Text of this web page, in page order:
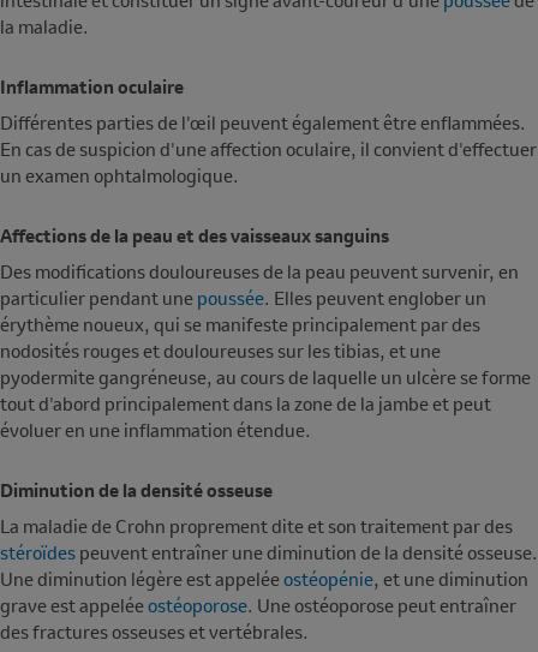
la maladie.
Inflammation oculaire
Différentes parties de l'œil peuvent également être enflammées.
En cas de suspicion d'une affection oculaire, il convient d'effectuer
un examen ophtalmologique.
Affections de la peau et des vaisseaux sanguins
Des modifications douloureuses de la peau peuvent survenir, en
particulier pendant une poussée. Elles peuvent englober un
érythème noueux, qui se manifeste principalement par des
nodosités rouges et douloureuses sur les tibias, et une
pyodermite gangréneuse, au cours de laquelle un ulcère se forme
tout d'abord principalement dans la zone de la jambe et peut
évoluer en une inflammation étendue.
Diminution de la densité osseuse
La maladie de Crohn proprement dite et son traitement par des
stéroïdes peuvent entraîner une diminution de la densité osseuse.
Une diminution légère est appeléeostéopénie, et une diminution
grave est appeléeostéoporose. Une ostéoporose peut entraîner
des fractures osseuses et vertébrales.